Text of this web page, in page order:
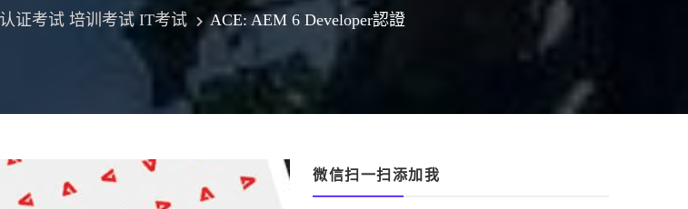
证考试 培训考试 IT考试 ACE: AEM 6 Developer認證
微信扫一扫添加我